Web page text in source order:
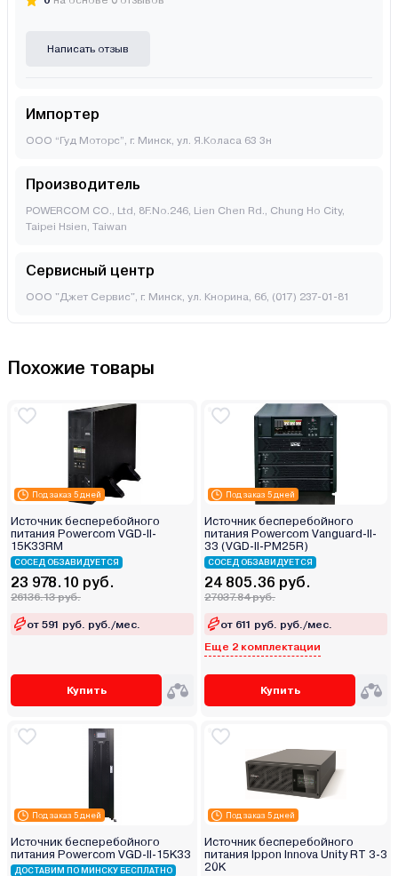
Написать отзыв
Импортер
ООО “Гуд Моторс”, г. Минск, ул. Я.Коласа 63 3н
Производитель
POWERCOM CO., Ltd, 8F.No.246, Lien Chen Rd., Chung Ho City,
Taipei Hsien, Taiwan
Сервисный центр
ООО "Джет Сервис", г. Минск, ул. Кнорина, 6б, (017) 237-01-81
Похожие товары
Под заказ 5 дней
Источник бесперебойного
питания Powercom VGD-II-
15K33RM
СОСЕД ОБЗАВИДУЕТСЯ
23 978.10 руб.
26136.13 руб.
от 591 руб. руб./мес.
Купить
Под заказ 5 дней
Источник бесперебойного
питания Powercom Vanguard-II-
33 (VGD-II-PM25R)
СОСЕД ОБЗАВИДУЕТСЯ
24 805.36 руб.
27037.84 руб.
от 611 руб. руб./мес.
Еще 2 комплектации
Купить
Под заказ 5 дней
Источник бесперебойного
питания Powercom VGD-II-15K33
ДОСТАВИМ ПО МИНСКУ БЕСПЛАТНО
Под заказ 5 дней
Источник бесперебойного
питания Ippon Innova Unity RT 3-3
20K